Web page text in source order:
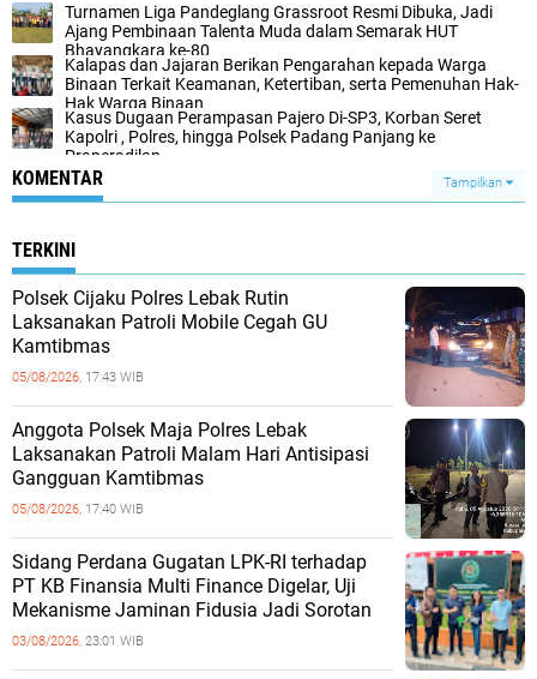
Turnamen Liga Pandeglang Grassroot Resmi Dibuka, Jadi
Ajang Pembinaan Talenta Muda dalam Semarak HUT
Bhayangkara ke-80
Kalapas dan Jajaran Berikan Pengarahan kepada Warga
Binaan Terkait Keamanan, Ketertiban, serta Pemenuhan Hak-
Hak Warga Binaan
Kasus Dugaan Perampasan Pajero Di-SP3, Korban Seret
Kapolri , Polres, hingga Polsek Padang Panjang ke
Praperadilan
KOMENTAR Tampilkan
TERKINI
Polsek Cijaku Polres Lebak Rutin
Laksanakan Patroli Mobile Cegah GU
Kamtibmas
05/08/2026, 17:43 WIB
Anggota Polsek Maja Polres Lebak
Laksanakan Patroli Malam Hari Antisipasi
Gangguan Kamtibmas
05/08/2026, 17:40 WIB
Sidang Perdana Gugatan LPK-RI terhadap
PT KB Finansia Multi Finance Digelar, Uji
Mekanisme Jaminan Fidusia Jadi Sorotan
03/08/2026, 23:01 WIB